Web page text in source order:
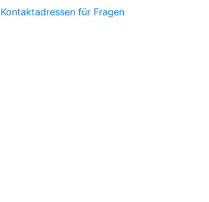
Kontaktadressen für Fragen